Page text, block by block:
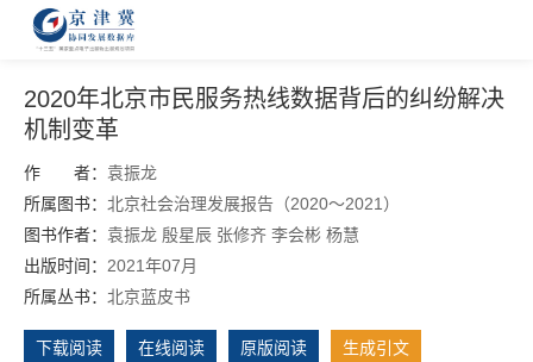
2020年北京市民服务热线数据背后的纠纷解决
机制变革
作 者： 袁振龙
所属图书： 北京社会治理发展报告（2020～2021）
图书作者： 袁振龙 殷星辰 张修齐 李会彬 杨慧
出版时间： 2021年07月
所属丛书： 北京蓝皮书
下载阅读 在线阅读 原版阅读 生成引文